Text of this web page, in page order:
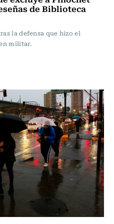
de Biblioteca
la defensa que hizo el
militar.